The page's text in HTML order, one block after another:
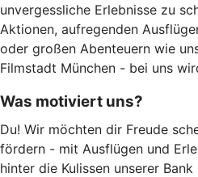
unvergessliche Erlebnisse zu
Aktionen, aufregenden
oder großen Abenteuern wie
Filmstadt München - bei uns
Was motiviert uns?
Du! Wir möchten dir Freude
fördern - mit Ausflügen und
hinter die Kulissen unserer